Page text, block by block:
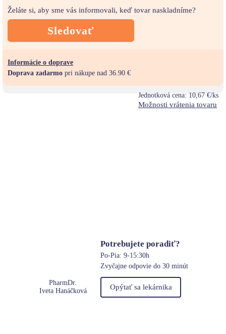
Želáte si, aby sme vás informovali, keď tovar naskladníme?
Sledovať
Informácie o doprave
Doprava zadarmo pri nákupe nad 36.90 €
Jednotková cena: 10,67 €/ks
Možnosti vrátenia tovaru
PharmDr.
Iveta Hanáčková
Potrebujete poradiť?
Po-Pia: 9-15:30h
Zvyčajne odpovie do 30 minút
Opýtať sa lekárnika